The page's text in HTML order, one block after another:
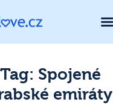
Tag: Spojené
emiráty